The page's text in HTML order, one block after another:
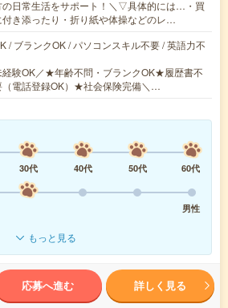
の日常生活をサポート！＼▽具体的には…・買
付き添ったり・折り紙や体操などのレ…
/ ブランクOK / パソコンスキル不要 / 英語力不
経験OK／★年齢不問・ブランクOK★履歴書不
（電話登録OK）★社会保険完備＼…
30代 40代 50代
60代
男性
もっと見る
応募へ進む 詳しく見る